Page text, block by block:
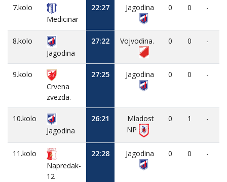
7.kolo
Medicinar
22:27 Jagodina 0 0 -
8.kolo
Jagodina
27:22 Vojvodina. 0 0 -
9.kolo
Crvena
zvezda.
27:25 Jagodina 0 0 -
10.kolo
Jagodina
26:21
Mladost
NP
0 1 -
11.kolo
Napredak-
12
22:28 Jagodina 0 0 -